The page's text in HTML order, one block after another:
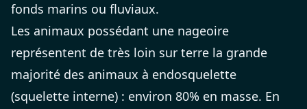
fonds marins ou fluviaux.
Les animaux possédant une nageoire
représentent de très loin sur terre la grande
majorité des animaux à endosquelette
(squelette interne) : environ 80% en masse. En